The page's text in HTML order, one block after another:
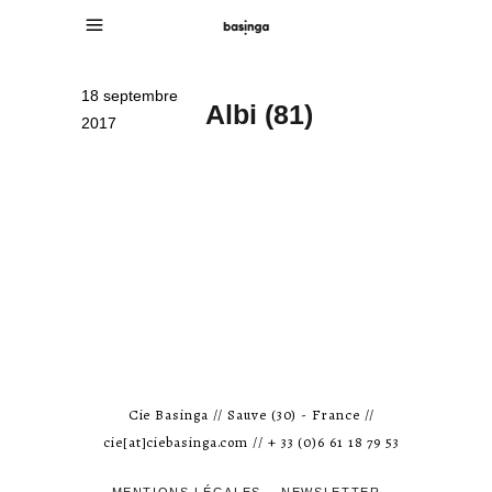
18 septembre
2017
Albi (81)
Cie Basinga // Sauve (30) - France //
cie[at]ciebasinga.com // + 33 (0)6 61 18 79 53